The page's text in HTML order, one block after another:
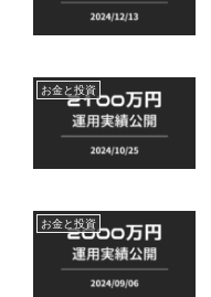
お金と投資
お金と投資